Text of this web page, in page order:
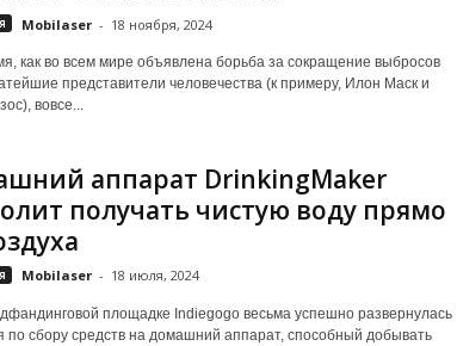
Mobilaser - 18 ноября, 2024
как во всем мире объявлена борьба за сокращение выбросов
представители человечества (к примеру, Илон Маск и
вовсе...
аппарат DrinkingMaker
получать чистую воду прямо
Mobilaser - 18 июля, 2024
площадке Indiegogo весьма успешно развернулась
по сбору средств на домашний аппарат, способный добывать